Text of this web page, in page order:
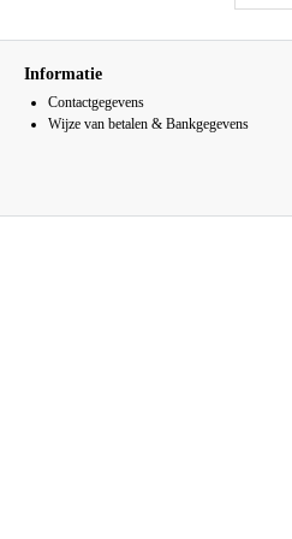
Informatie
Contactgegevens
Wijze van betalen & Bankgegevens